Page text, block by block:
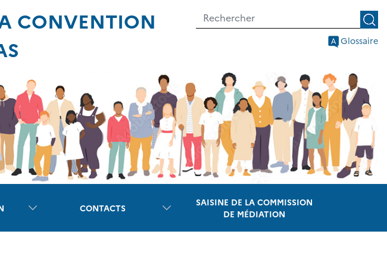
CONVENTION
Glossaire
CONTACTS
SAISINE DE LA COMMISSION
DE MÉDIATION